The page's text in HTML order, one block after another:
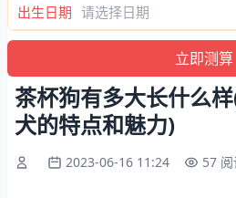
出生日期
茶杯狗有多大长什么
犬的特点和魅力)
2023-06-16 11:24 57